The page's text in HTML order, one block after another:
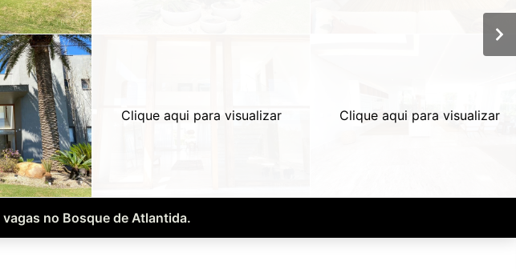
Clique aqui para visualizar Clique aqui para visualizar
no Bosque de Atlantida.